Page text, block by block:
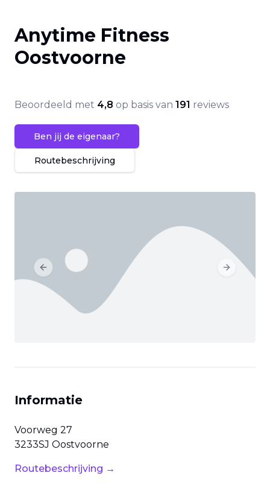
Anytime Fitness
Oostvoorne
Beoordeeld met 4,8 op basis van 191 reviews
Ben jij de eigenaar?
Routebeschrijving
Previous slide Next slide
Informatie
Voorweg 27
3233SJ Oostvoorne
Routebeschrijving →